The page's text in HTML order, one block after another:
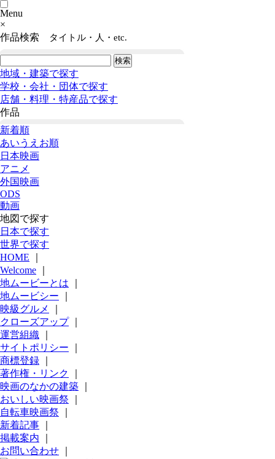
Menu
×
作品検索
タイトル・人・etc.
地域・建築で探す
学校・会社・団体で探す
店舗・料理・特産品で探す
作品
新着順
あいうえお順
日本映画
アニメ
外国映画
ODS
動画
地図で探す
日本で探す
世界で探す
HOME
Welcome
地ムービーとは
地ムービシー
映級グルメ
クローズアップ｜
運営組織
サイトポリシー
商標登録
著作権・リンク
映画のなかの建築
おいしい映画祭
自転車映画祭
新着記事
掲載案内
お問い合わせ